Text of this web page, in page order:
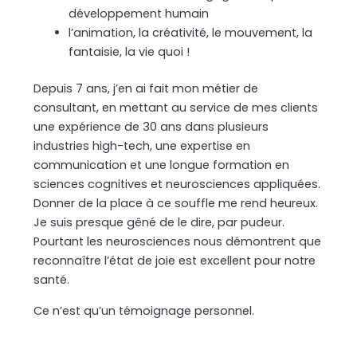
développement humain
l’animation, la créativité, le mouvement, la
fantaisie, la vie quoi !
Depuis 7 ans, j’en ai fait mon métier de
consultant, en mettant au service de mes clients
une expérience de 30 ans dans plusieurs
industries high-tech, une expertise en
communication et une longue formation en
sciences cognitives et neurosciences appliquées.
Donner de la place à ce souffle me rend heureux.
Je suis presque gêné de le dire, par pudeur.
Pourtant les neurosciences nous démontrent que
reconnaître l’état de joie est excellent pour notre
santé.
Ce n’est qu’un témoignage personnel.